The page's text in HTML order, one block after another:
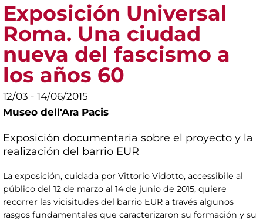
Exposición Universal
Roma. Una ciudad
nueva del fascismo a
los años 60
12/03 - 14/06/2015
Museo dell'Ara Pacis
Exposición documentaria sobre el proyecto y la
realización del barrio EUR
La exposición, cuidada por Vittorio Vidotto, accessibile al
público del 12 de marzo al 14 de junio de 2015, quiere
recorrer las vicisitudes del barrio EUR a través algunos
rasgos fundamentales que caracterizaron su formación y su